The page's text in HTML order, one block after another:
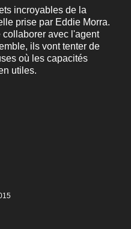
incroyables de la
prise par Eddie Morra.
collaborer avec l'agent
ils vont tenter de
où les capacités
utiles.